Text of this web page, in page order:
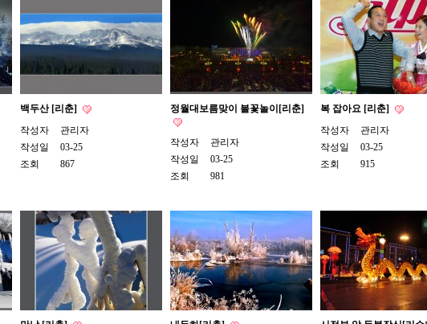
백두산 [리춘]
작성자
관리자
작성일
03-25
조회
867
정월대보름맞이 불꽃놀이[리춘]
작성자
관리자
작성일
03-25
조회
981
복 잡아요 [리춘]
작성자
관리자
작성일
03-25
조회
915